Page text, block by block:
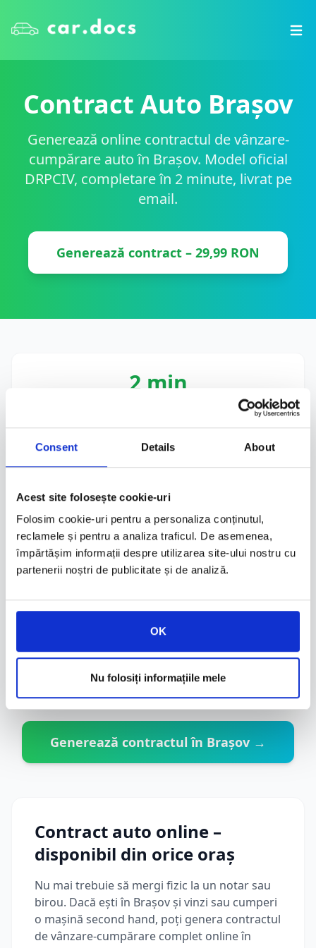
Consent Details About
Acest site folosește cookie-uri
Folosim cookie-uri pentru a personaliza conținutul,
reclamele și pentru a analiza traficul. De asemenea,
împărtășim informații despre utilizarea site-ului nostru cu
partenerii noștri de publicitate și de analiză.
OK
Nu folosiți informațiile mele
Contract Auto Brașov
Generează online contractul de vânzare-
cumpărare auto în Brașov. Model oficial
DRPCIV, completare în 2 minute, livrat pe
email.
Generează contract – 29,99 RON
2 min
Scanare automată buletin
100%
Legal valabil
Model oficial DRPCIV
Instant
PDF pentru ambele părți
Generează contractul în Brașov →
Contract auto online –
disponibil din orice oraș
Nu mai trebuie să mergi fizic la un notar sau
birou. Dacă ești în Brașovși vinzi sau cumperi
o mașină second hand, poți genera contractul
de vânzare-cumpărare complet online în